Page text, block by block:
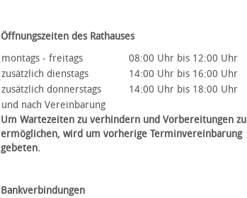
Standesamt
Friedhofswesen
Details
Öffnungszeiten des Rathauses
montags - freitags
08:00 Uhr bis 12:00 Uhr
zusätzlich dienstags
14:00 Uhr bis 16:00 Uhr
zusätzlich donnerstags
14:00 Uhr bis 18:00 Uhr
und nach Vereinbarung
Um Wartezeiten zu verhindern und Vorbereitungen zu
ermöglichen, wird um vorherige Terminvereinbarung
gebeten.
Bankverbindungen